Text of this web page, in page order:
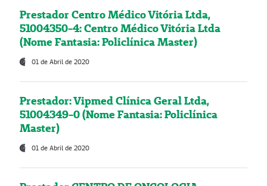
Prestador Centro Médico Vitória Ltda,
51004350-4: Centro Médico Vitória Ltda
(Nome Fantasia: Policlínica Master)
01 de Abril de 2020
Prestador: Vipmed Clínica Geral Ltda,
51004349-0 (Nome Fantasia: Policlínica
Master)
01 de Abril de 2020